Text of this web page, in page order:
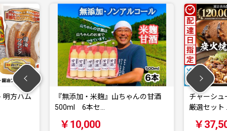
山ちゃんの甘酒
チャーシュー 焼豚 焼豚丼の素 煮豚
厳選セット …
￥37,500
チ